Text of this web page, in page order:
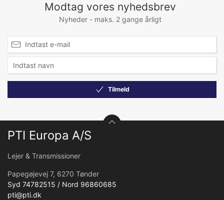
Modtag vores nyhedsbrev
Nyheder - maks. 2 gange årligt
Tilmeld
PTI Europa A/S
Lejer & Transmissioner
Papegøjevej 7, 6270 Tønder
Syd 74782515 / Nord 96860685
pti@pti.dk